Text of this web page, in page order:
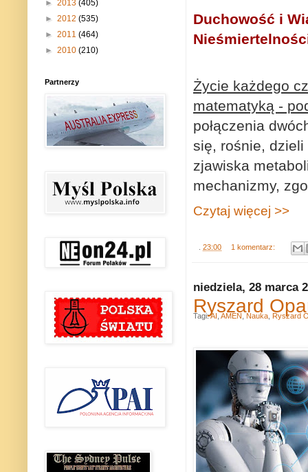
Duchowość i
Życie każdego
matematyką -
połączenia
się, rośnie,
zjawiska
mechanizmy,
Czytaj więcej >>
23:00 1 komentarz:
niedziela, 28 marca
Ryszard
Tagi:AI AMEN Nauka Ryszard
► 2013 (405)
► 2012 (535)
► 2011 (464)
► 2010 (210)
Partnerzy